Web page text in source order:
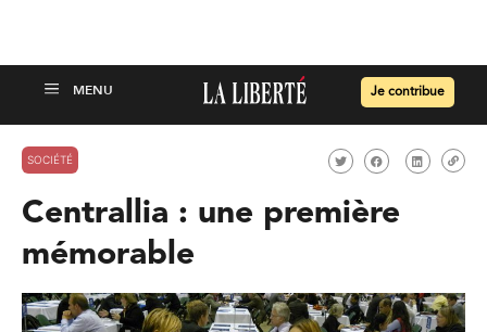
Je contribue
SOCIÉTÉ
Centrallia : une première
mémorable